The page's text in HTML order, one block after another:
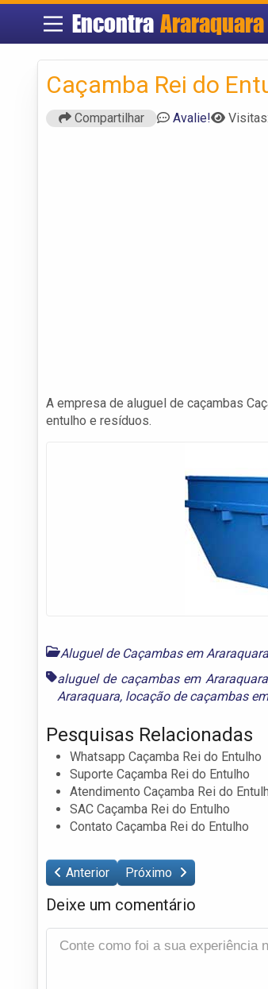
Encontra Araraquara
Caçamba Rei do
Compartilhar Avalie!
A empresa de aluguel de caçambas
entulho e resíduos.
Aluguel de Caçambas em Araraquara
aluguel de caçambas em Araraquara
Araraquara, locação de caçambas
Pesquisas Relacionadas
Whatsapp Caçamba Rei do Entulho
Suporte Caçamba Rei do Entulho
Atendimento Caçamba Rei do
SAC Caçamba Rei do Entulho
Contato Caçamba Rei do Entulho
Anterior Próximo
Deixe um comentário